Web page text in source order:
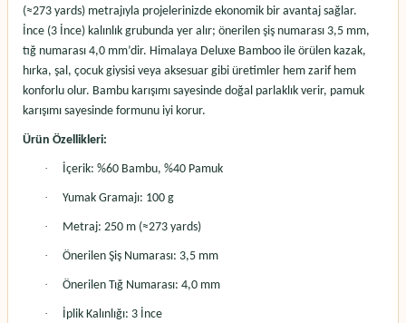
(≈273 yards) metrajıyla projelerinizde ekonomik bir avantaj sağlar.
İnce (3 İnce) kalınlık grubunda yer alır; önerilen şiş numarası 3,5 mm,
tığ numarası 4,0 mm’dir. Himalaya Deluxe Bamboo ile örülen kazak,
hırka, şal, çocuk giysisi veya aksesuar gibi üretimler hem zarif hem
konforlu olur. Bambu karışımı sayesinde doğal parlaklık verir, pamuk
karışımı sayesinde formunu iyi korur.
Ürün Özellikleri:
· İçerik: %60 Bambu, %40 Pamuk
· Yumak Gramajı: 100 g
· Metraj: 250 m (≈273 yards)
· Önerilen Şiş Numarası: 3,5 mm
· Önerilen Tığ Numarası: 4,0 mm
· İplik Kalınlığı: 3 İnce